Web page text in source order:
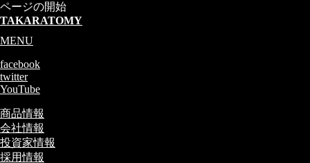
ページの開始
TAKARATOMY
MENU
facebook
twitter
YouTube
商品情報
会社情報
投資家情報
採用情報